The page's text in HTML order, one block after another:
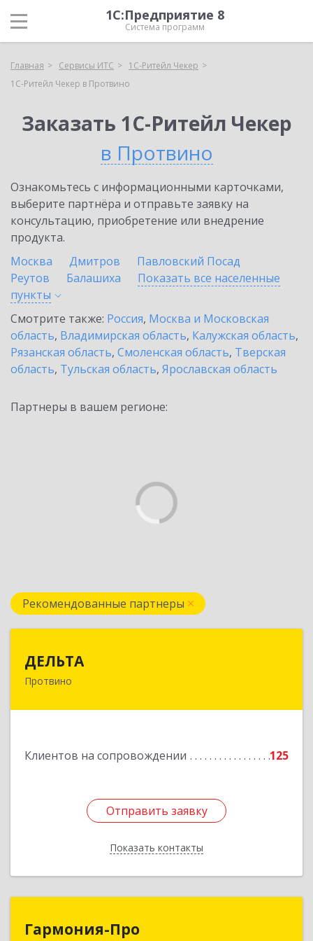
1С:Предприятие 8
Система программ
Главная Сервисы ИТС
1C-Ритейл Чекер
1C-Ритейл Чекер в Протвино
Заказать 1C-Ритейл Чекер
в Протвино
Ознакомьтесь с информационными карточками,
выберите партнёра и отправьте заявку на
консультацию, приобретение или внедрение
продукта.
Москва
Дмитров
Павловский Посад
Реутов
Балашиха
Показать все населенные
пункты
Смотрите также: Россия, Москва и Московская
область, Владимирская область, Калужская область,
Рязанская область, Смоленская область, Тверская
область, Тульская область, Ярославская область
Партнеры в вашем регионе:
Рекомендованные партнеры
ДЕЛЬТА
Протвино
Клиентов на сопровождении 125
Отправить заявку
Показать контакты
Отправить заявку
Назад
Гармония-Про